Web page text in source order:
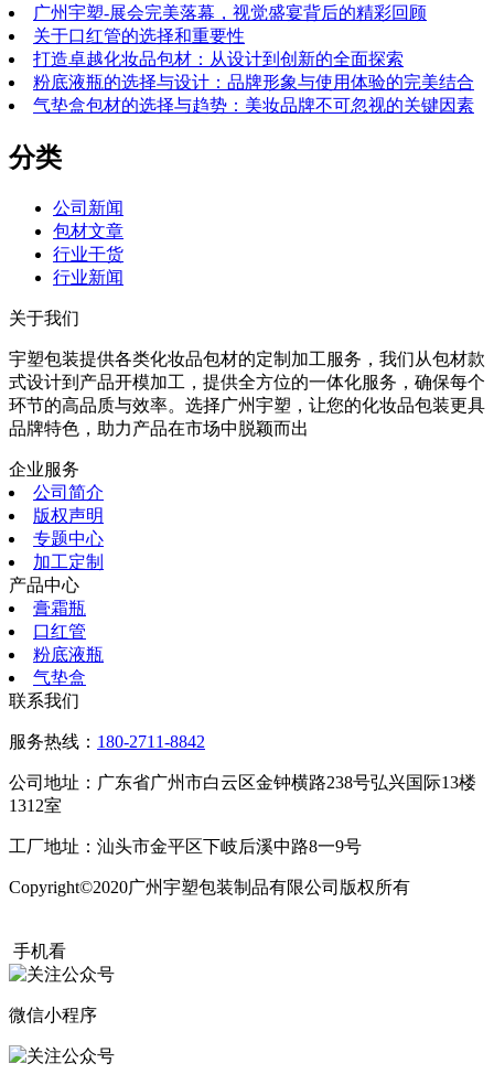
广州宇塑-展会完美落幕，视觉盛宴背后的精彩回顾
关于口红管的选择和重要性
打造卓越化妆品包材：从设计到创新的全面探索
粉底液瓶的选择与设计：品牌形象与使用体验的完美结合
气垫盒包材的选择与趋势：美妆品牌不可忽视的关键因素
分类
公司新闻
包材文章
行业干货
行业新闻
关于我们
宇塑包装提供各类化妆品包材的定制加工服务，我们从包材款
式设计到产品开模加工，提供全方位的一体化服务，确保每个
环节的高品质与效率。选择广州宇塑，让您的化妆品包装更具
品牌特色，助力产品在市场中脱颖而出
企业服务
公司简介
版权声明
专题中心
加工定制
产品中心
膏霜瓶
口红管
粉底液瓶
气垫盒
联系我们
服务热线： 180-2711-8842
公司地址：广东省广州市白云区金钟横路238号弘兴国际13楼
1312室
工厂地址：汕头市金平区下岐后溪中路8一9号
Copyright©2020广州宇塑包装制品有限公司版权所有
手机看
微信小程序